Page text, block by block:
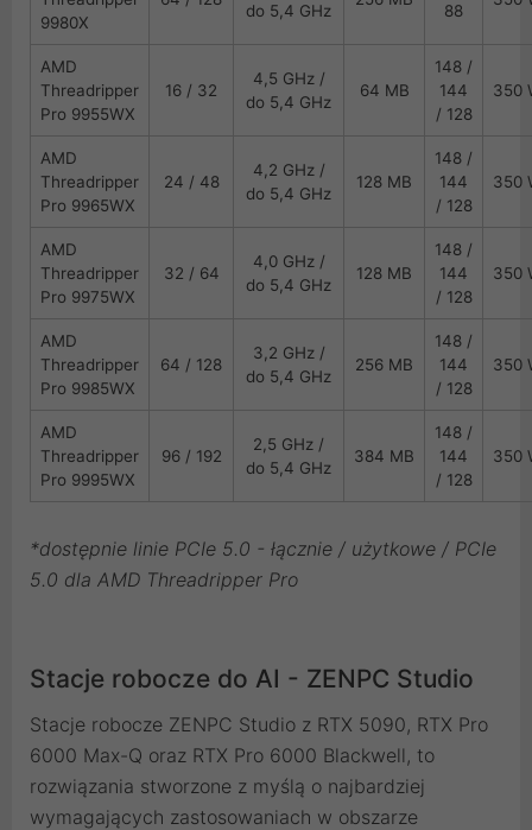
9980X
do 5,4 GHz 88
AMD
Threadripper
Pro 9955WX
16 / 32
4,5 GHz /
do 5,4 GHz
64 MB
148 /
144
/ 128
350
AMD
Threadripper
Pro 9965WX
24 / 48
4,2 GHz /
do 5,4 GHz
128 MB
148 /
144
/ 128
350
AMD
Threadripper
Pro 9975WX
32 / 64
4,0 GHz /
do 5,4 GHz
128 MB
148 /
144
/ 128
350
AMD
Threadripper
Pro 9985WX
64 / 128
3,2 GHz /
do 5,4 GHz
256 MB
148 /
144
/ 128
350
AMD
Threadripper
Pro 9995WX
96 / 192
2,5 GHz /
do 5,4 GHz
384 MB
148 /
144
/ 128
350
*dostępnie linie PCIe 5.0 - łącznie / użytkowe / PCIe
5.0 dla AMD Threadripper Pro
Stacje robocze do AI - ZENPC Studio
Stacje robocze ZENPC Studio z RTX 5090, RTX Pro
6000 Max-Q oraz RTX Pro 6000 Blackwell, to
rozwiązania stworzone z myślą o najbardziej
wymagających zastosowaniach w obszarze